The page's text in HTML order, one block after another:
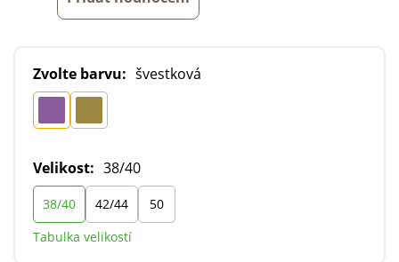
Zvolte barvu: švestková
Velikost: 38/40
38/40 42/44
50
Tabulka velikostí